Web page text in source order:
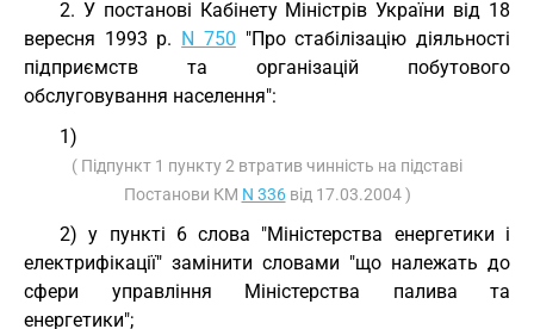
2. У постанові Кабінету Міністрів України від 18
вересня 1993 р. N 750 "Про стабілізацію діяльності
підприємств та організацій побутового
обслуговування населення":
1)
( Підпункт 1 пункту 2 втратив чинність на підставі
Постанови КМ N 336від 17.03.2004 )
2) у пункті 6 слова "Міністерства енергетики і
електрифікації" замінити словами "що належать до
сфери управління Міністерства палива та
енергетики";